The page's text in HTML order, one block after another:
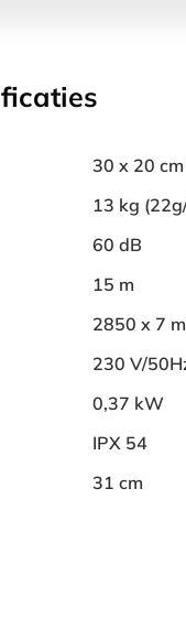
30 x 20 cm
13 kg
60 dB
15 m
2850 x 7
230 V/
0,37 kW
IPX 54
31 cm